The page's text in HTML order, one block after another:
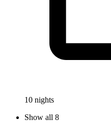
10 nights
Show all 8